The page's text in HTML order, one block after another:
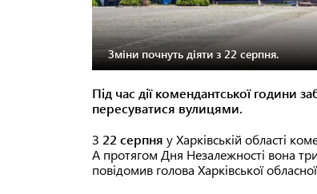
Зміни почнуть діяти з 22 серпня.
Під час дії комендантської години
пересуватися вулицями.
З 22 серпня у Харківській області
А протягом Дня Незалежності вона
повідомив голова Харківської